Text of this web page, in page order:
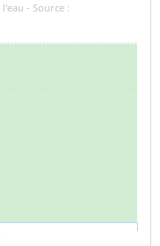
- Source :